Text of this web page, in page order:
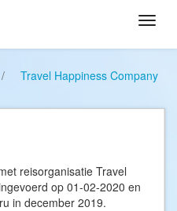
/
Travel Happiness Company
reisorganisatie Travel
op 01-02-2020 en
in december 2019.